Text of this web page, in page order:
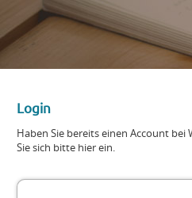
Login
Haben Sie bereits einen Account bei
Sie sich bitte hier ein.